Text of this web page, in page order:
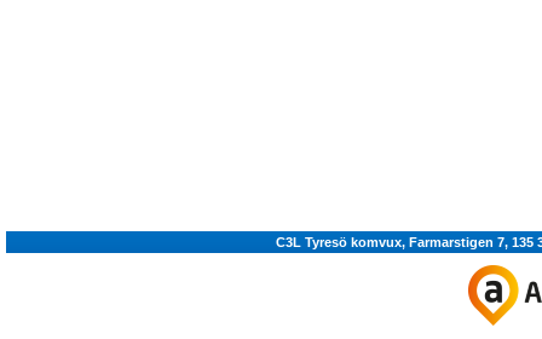
C3L Tyresö komvux, Farmarstigen 7, 135